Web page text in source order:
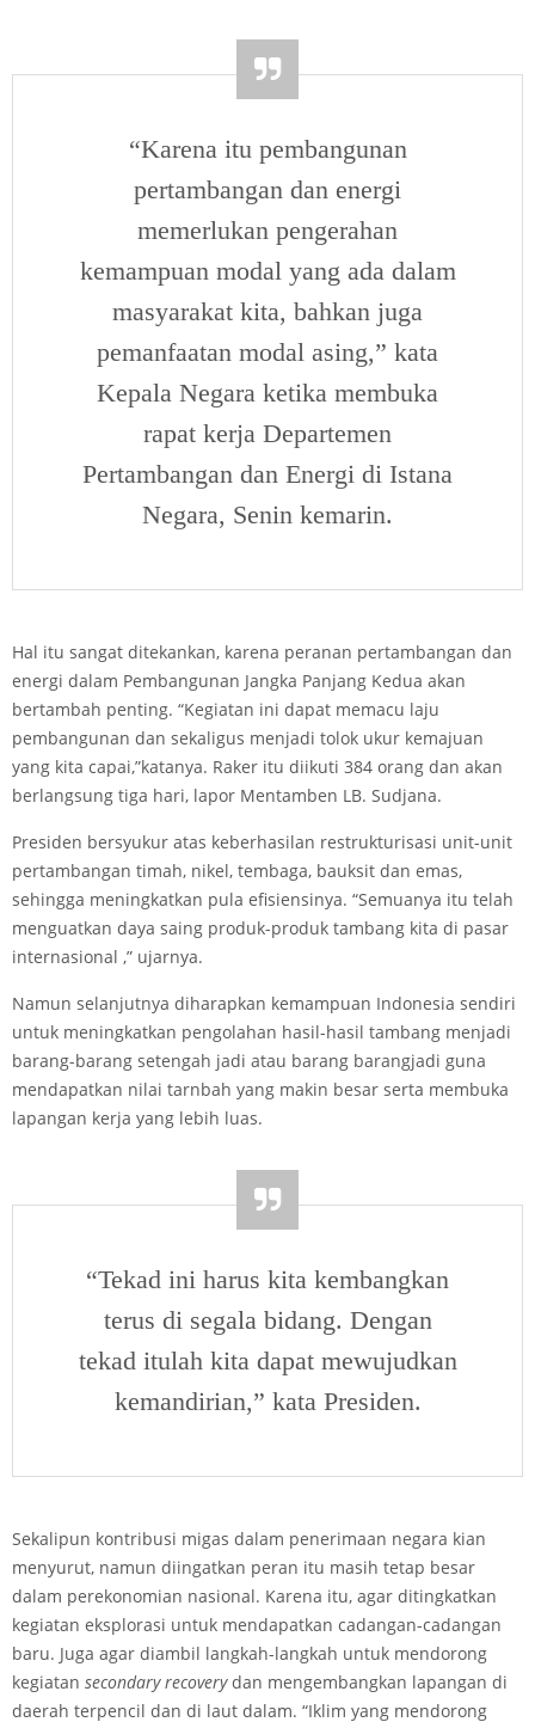
“Karena itu pembangunan
pertambangan dan energi
memerlukan pengerahan
kemampuan modal yang ada dalam
masyarakat kita, bahkan juga
pemanfaatan modal asing,” kata
Kepala Negara ketika membuka
rapat kerja Departemen
Pertambangan dan Energi di Istana
Negara, Senin kemarin.
Hal itu sangat ditekankan, karena peranan pertambangan dan
energi dalam Pembangunan Jangka Panjang Kedua akan
bertambah penting. “Kegiatan ini dapat memacu laju
pembangunan dan sekaligus menjadi tolok ukur kemajuan
yang kita capai,”katanya. Raker itu diikuti 384 orang dan akan
berlangsung tiga hari, lapor Mentamben LB. Sudjana.
Presiden bersyukur atas keberhasilan restrukturisasi unit-unit
pertambangan timah, nikel, tembaga, bauksit dan emas,
sehingga meningkatkan pula efisiensinya. “Semuanya itu telah
menguatkan daya saing produk-produk tambang kita di pasar
internasional ,” ujarnya.
Namun selanjutnya diharapkan kemampuan Indonesia sendiri
untuk meningkatkan pengolahan hasil-hasil tambang menjadi
barang-barang setengah jadi atau barang­ barangjadi guna
mendapatkan nilai tarnbah yang makin besar serta membuka
lapangan kerja yang lebih luas.
“Tekad ini harus kita kembangkan
terus di segala bidang. Dengan
tekad itulah kita dapat mewujudkan
kemandirian,” kata Presiden.
Sekalipun kontribusi migas dalam penerimaan negara kian
menyurut, namun diingatkan peran itu masih tetap besar
dalam perekonomian nasional. Karena itu, agar ditingkatkan
kegiatan eksplorasi untuk mendapatkan cadangan-cadangan
baru. Juga agar diambil langkah-langkah untuk mendorong
kegiatan secondaryrecoverydan mengembangkan lapangan di
daerah terpencil dan di laut dalam. “Iklim yang mendorong